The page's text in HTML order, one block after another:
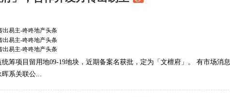
筹项目留用地09-19地块，近期备案名获批，定为「文檀府」。 有市场消息
系关联公...